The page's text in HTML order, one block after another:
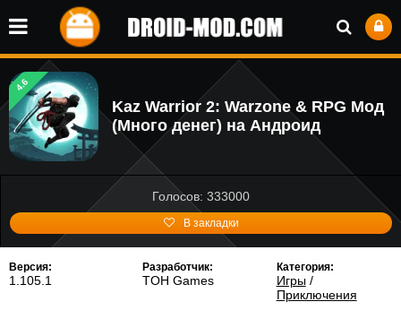
4.6
Kaz Warrior 2: Warzone & RPG Мод
(Много денег) на Андроид
Голосов: 333000
В закладки
Версия:
1.105.1
Разработчик:
TOH Games
Категория:
Игры/
Приключения